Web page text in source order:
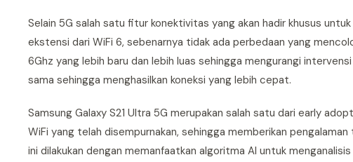
Selain 5G salah satu fitur konektivitas yang akan hadir khusus
ekstensi dari WiFi 6, sebenarnya tidak ada perbedaan yang
6Ghz yang lebih baru dan lebih luas sehingga mengurangi
sama sehingga menghasilkan koneksi yang lebih cepat.
Samsung Galaxy S21 Ultra 5G merupakan salah satu dari early
WiFi yang telah disempurnakan, sehingga memberikan
ini dilakukan dengan memanfaatkan algoritma AI untuk